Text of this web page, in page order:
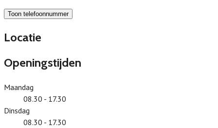
Toon telefoonnummer
Locatie
Openingstijden
Maandag
08.30 - 17.30
Dinsdag
08.30 - 17.30